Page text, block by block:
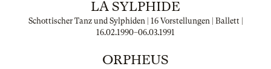
LA SYLPHIDE
Schottischer Tanz und Sylphiden | 16 Vorstellungen | Ballett |
16.02.1990–06.03.1991
ORPHEUS